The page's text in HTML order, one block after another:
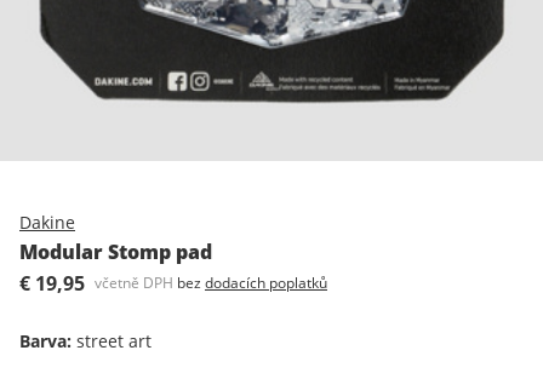
Dakine
Modular Stomp pad
€ 19,95 včetně DPH bez dodacích poplatků
Barva: street art